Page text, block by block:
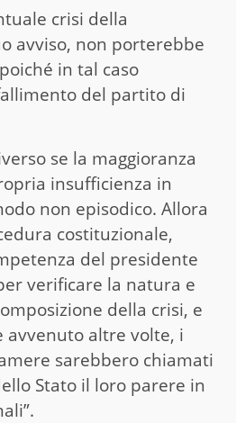
crisi della
avviso, non porterebbe
in tal caso
del partito di
se la maggioranza
insufficienza in
non episodico. Allora
costituzionale,
del presidente
verificare la natura e
della crisi, e
avvenuto altre volte, i
sarebbero chiamati
Stato il loro parere in